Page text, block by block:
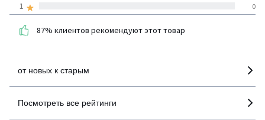
детализация
1 0
87% клиентов рекомендуют этот товар
от новых к старым
Посмотреть все рейтинги